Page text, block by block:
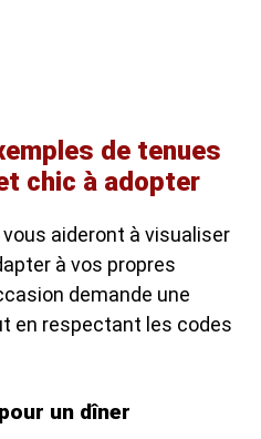
de tenues
chic à adopter
aideront à visualiser
à vos propres
demande une
en respectant les codes
un dîner